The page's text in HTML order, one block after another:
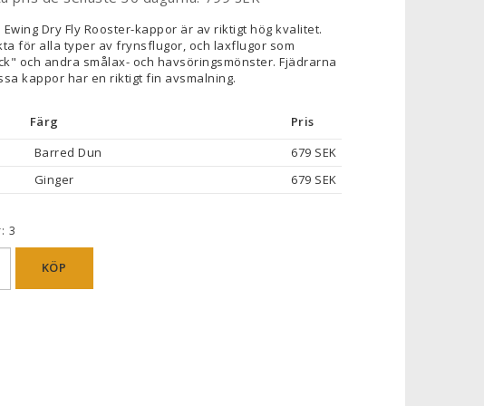
Ewing Dry Fly Rooster-kappor är av riktigt hög kvalitet.
för alla typer av frynsflugor, och laxflugor som
och andra smålax- och havsöringsmönster. Fjädrarna
kappor har en riktigt fin avsmalning.
Färg
Pris
Barred Dun
679 SEK
Ginger
679 SEK
3
KÖP